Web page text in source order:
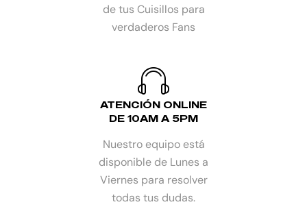
de tus Cuisillos para
verdaderos Fans
ATENCIÓN ONLINE
DE 10AM A 5PM
Nuestro equipo está
disponible de Lunes a
Viernes para resolver
todas tus dudas.